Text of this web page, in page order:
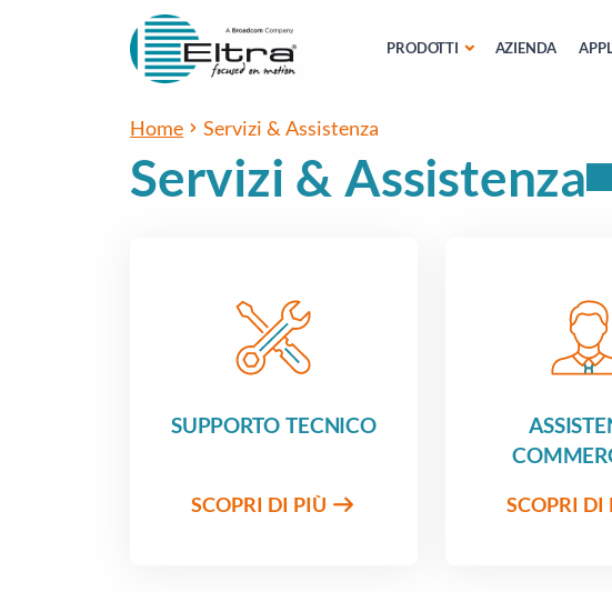
PRODOTTI AZIENDA
Home Servizi & Assistenza
Servizi & Assistenza
SUPPORTO TECNICO
SCOPRI DI PIÙ SCOPRI DI